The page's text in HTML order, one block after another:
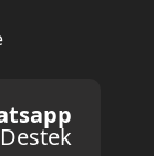
Destek